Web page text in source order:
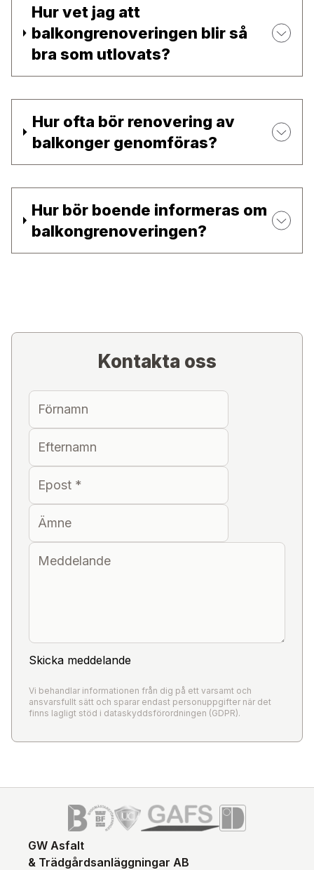
Hur vet jag att
balkongrenoveringen blir så
bra som utlovats?
Hur ofta bör renovering av
balkonger genomföras?
Hur bör boende informeras om
balkongrenoveringen?
Kontakta oss
Förnamn
Efternamn
Epost
Ämne
Meddelande
Skicka meddelande
Vi behandlar informationen från dig på ett varsamt och
ansvarsfullt sätt och sparar endast personuppgifter när det
finns lagligt stöd i dataskyddsförordningen (GDPR).
GW Asfalt
& Trädgårdsanläggningar AB